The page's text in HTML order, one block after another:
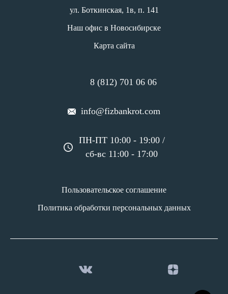
ул. Боткинская, 1в, п. 141
Наш офис в Новосибирске
Карта сайта
8 (812) 701 06 06
info@fizbankrot.com
ПН-ПТ 10:00 - 19:00 /
сб-вс 11:00 - 17:00
Пользовательское соглашение
Политика обработки персональных данных